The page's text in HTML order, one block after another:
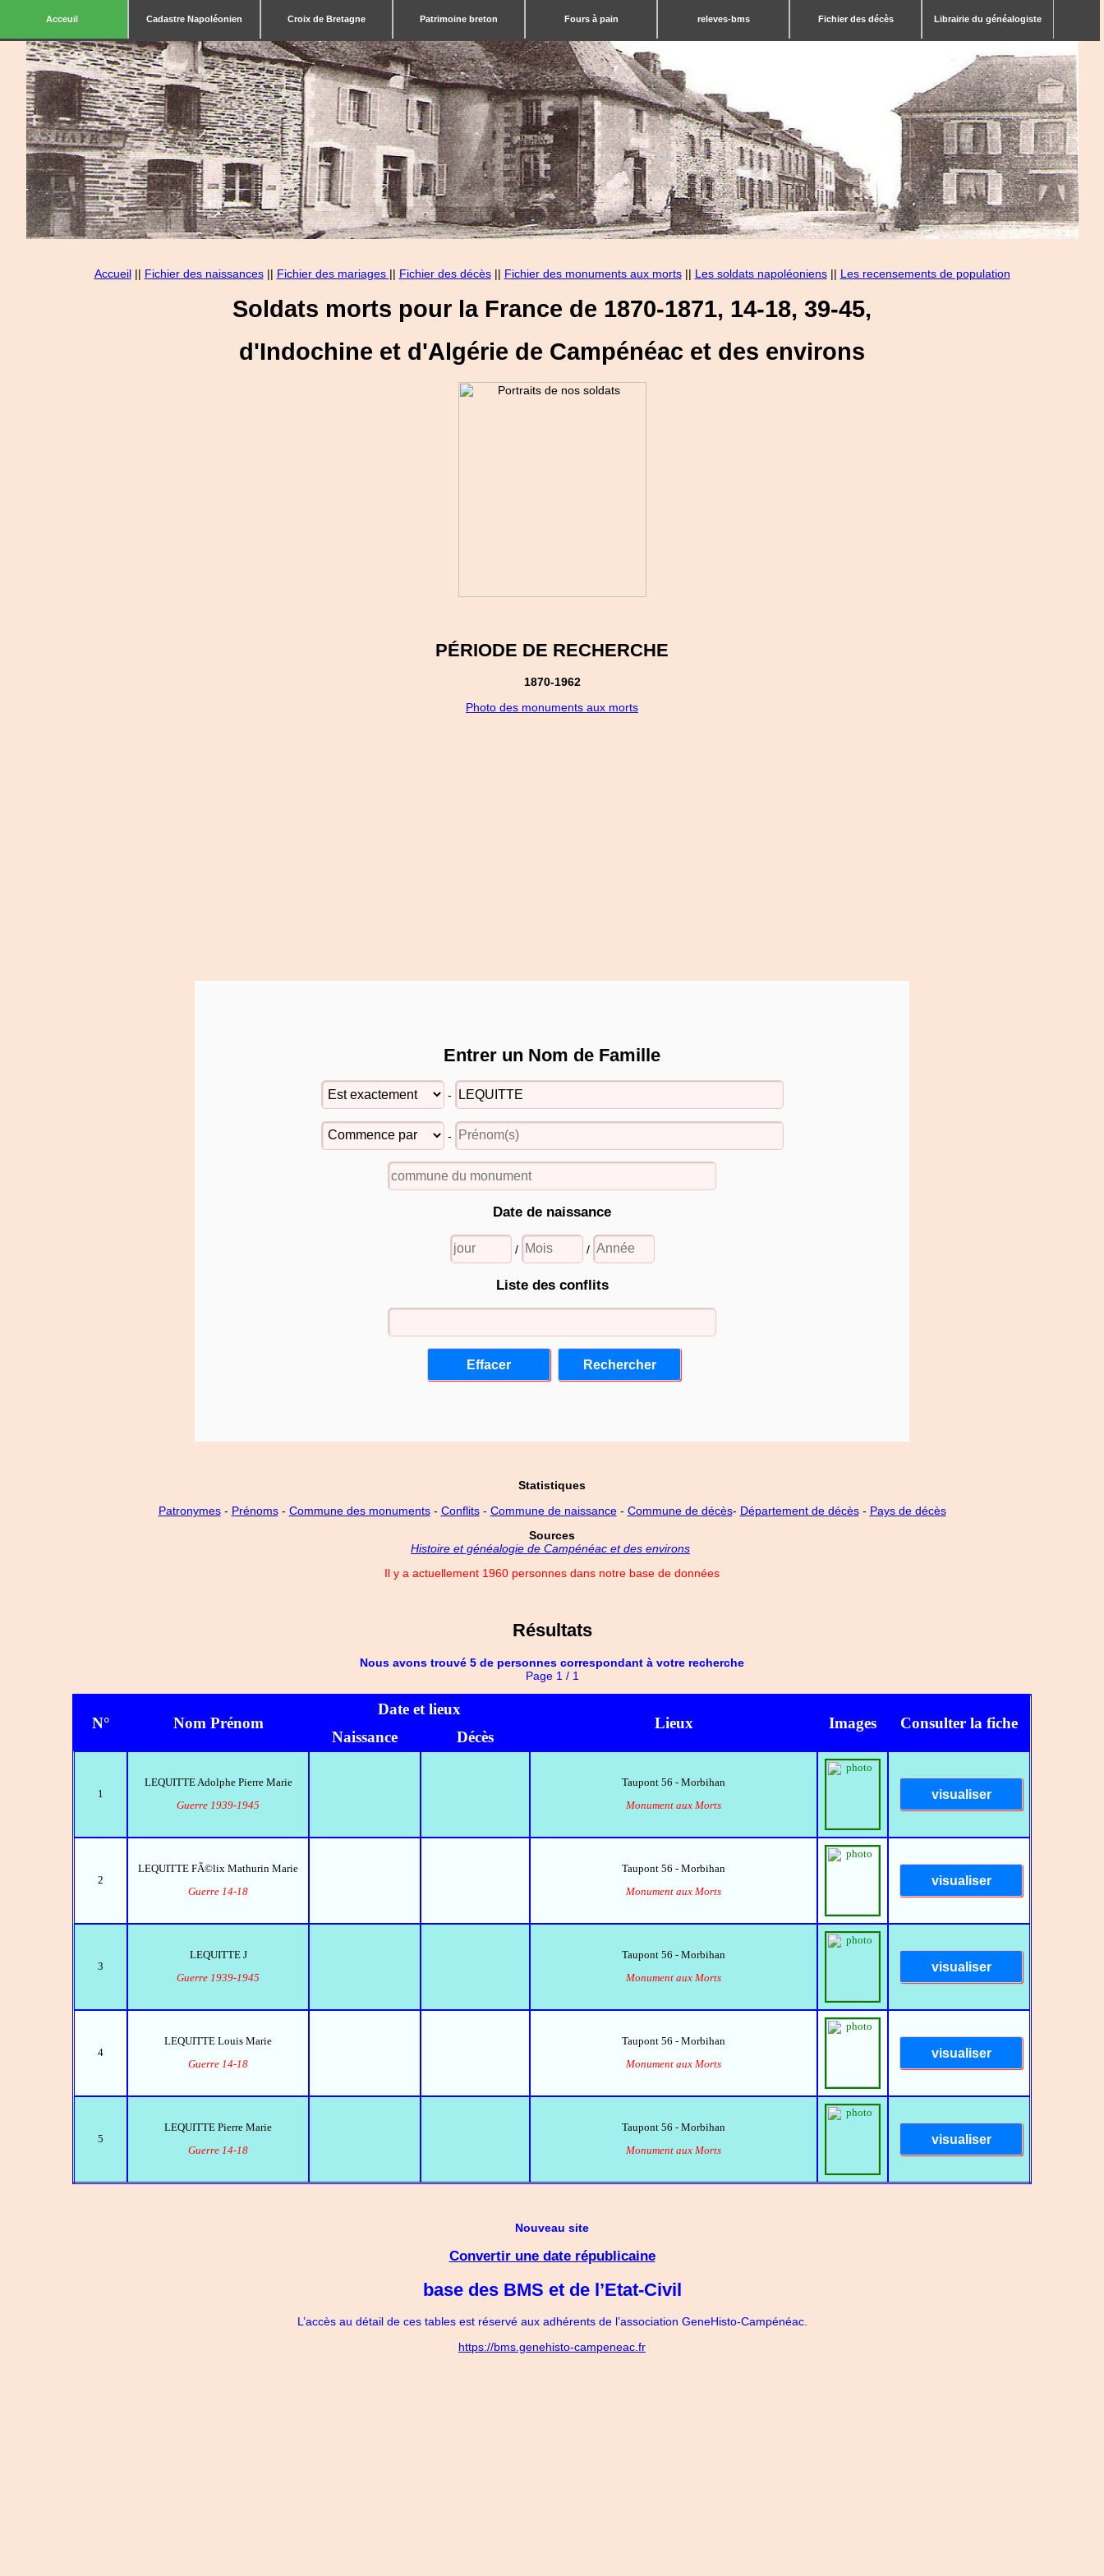
Acceuil Cadastre Napoléonien Croix de Bretagne Patrimoine breton Fours à pain releves-bms Fichier des décès Librairie du généalogiste
Accueil|| Fichier des naissances|| Fichier des mariages || Fichier des décès|| Fichier des monuments aux morts|| Les soldats napoléoniens|| Les recensements de population
Soldats morts pour la France de 1870-1871, 14-18, 39-45,
d'Indochine et d'Algérie de Campénéac et des environs
PÉRIODE DE RECHERCHE
1870-1962
Photo des monuments aux morts
Entrer un Nom de Famille
-
-
Date de naissance
/ /
Liste des conflits
Statistiques
Patronymes- Prénoms- Commune des monuments- Conflits- Commune de naissance- Commune de décès- Département de décès- Pays de décès
Sources
Histoire et généalogie de Campénéac et des environs
Il y a actuellement 1960 personnes dans notre base de données
Résultats
Nous avons trouvé 5 de personnes correspondant à votre recherche
Page 1 / 1
N° Nom Prénom
Date et lieux
Lieux
Images
Consulter la fiche
Naissance
Décès
1
LEQUITTE Adolphe Pierre Marie
Guerre 1939-1945
Taupont 56 - Morbihan
Monument aux Morts
2
LEQUITTE FÃ©lix Mathurin Marie
Guerre 14-18
Taupont 56 - Morbihan
Monument aux Morts
3
LEQUITTE J
Guerre 1939-1945
Taupont 56 - Morbihan
Monument aux Morts
4
LEQUITTE Louis Marie
Guerre 14-18
Taupont 56 - Morbihan
Monument aux Morts
5
LEQUITTE Pierre Marie
Guerre 14-18
Taupont 56 - Morbihan
Monument aux Morts
Nouveau site
Convertir une date républicaine
base des BMS et de l’Etat-Civil
L’accès au détail de ces tables est réservé aux adhérents de l’association GeneHisto-Campénéac.
https://bms.genehisto-campeneac.fr